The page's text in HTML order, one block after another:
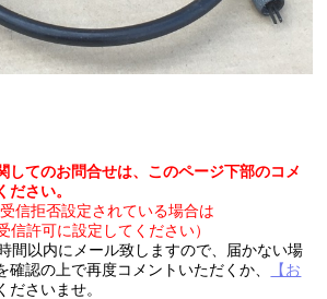
してのお問合せは、このページ下部のコメ
ださい。
信拒否設定されている場合は
信許可に設定してください）
間以内にメール致しますので、届かない場
確認の上で再度コメントいただくか、
【お
ださいませ。